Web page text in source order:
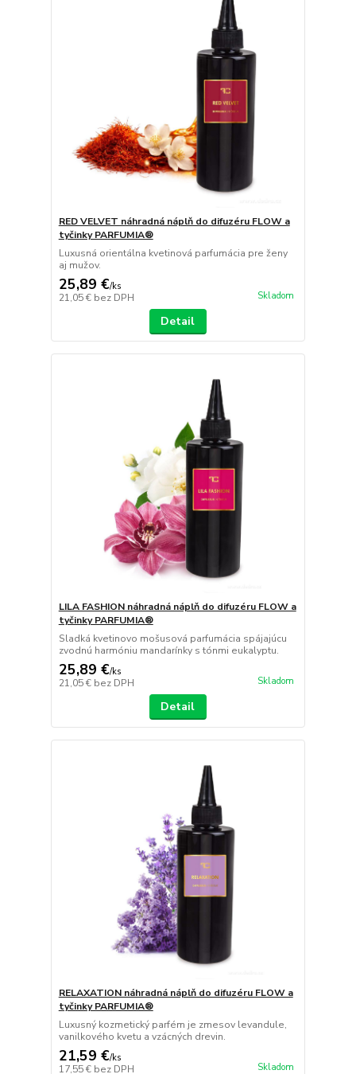
RED VELVET náhradná náplň do difuzéru FLOW a
tyčinky PARFUMIA®
Luxusná orientálna kvetinová parfumácia pre ženy
aj mužov.
25,89 €/ks
21,05 € bez DPH Skladom
Detail
LILA FASHION náhradná náplň do difuzéru FLOW a
tyčinky PARFUMIA®
Sladká kvetinovo mošusová parfumácia spájajúcu
zvodnú harmóniu mandarínky s tónmi eukalyptu.
25,89 €/ks
21,05 € bez DPH Skladom
Detail
RELAXATION náhradná náplň do difuzéru FLOW a
tyčinky PARFUMIA®
Luxusný kozmetický parfém je zmesov levandule,
vanilkového kvetu a vzácných drevin.
21,59 €/ks
17,55 € bez DPH Skladom